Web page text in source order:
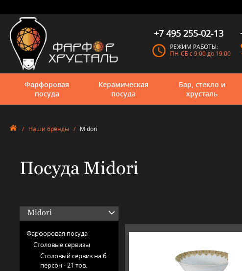
+7 495 255-02-13
РЕЖИМ РАБОТЫ:
ПН-СБ с 9:00 до 19:00
Фарфоровая
посуда
Керамическая
посуда
Бар, стекло и
хрусталь
/ Наши бренды / Midori
Посуда Midori
Midori
Фарфоровая посуда
Столовые сервизы
Столовый сервиз на 6
персон -21 тов.